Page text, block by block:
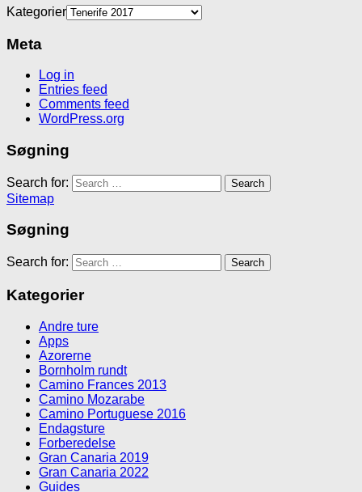
Kategorier
Meta
Log in
Entries feed
Comments feed
WordPress.org
Søgning
Search for:
Sitemap
Søgning
Search for:
Kategorier
Andre ture
Apps
Azorerne
Bornholm rundt
Camino Frances 2013
Camino Mozarabe
Camino Portuguese 2016
Endagsture
Forberedelse
Gran Canaria 2019
Gran Canaria 2022
Guides